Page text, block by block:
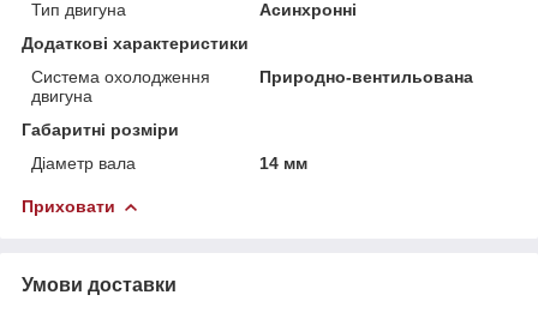
Тип двигуна
Асинхронні
Додаткові характеристики
Система охолодження
двигуна
Природно-вентильована
Габаритні розміри
Діаметр вала
14 мм
Приховати
Умови доставки